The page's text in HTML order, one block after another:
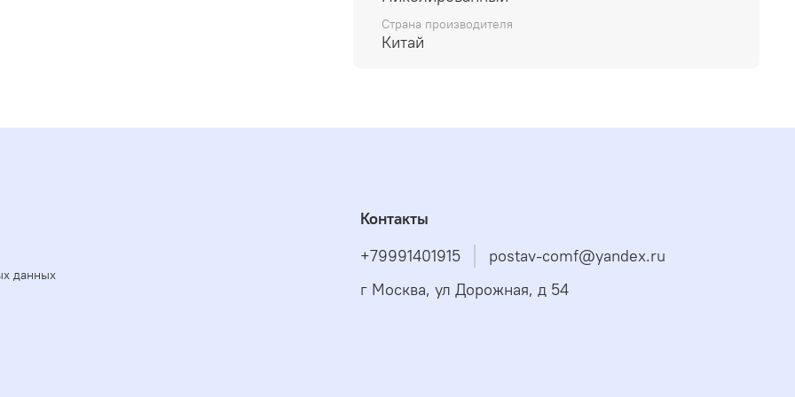
Страна производителя
Китай
данных
Контакты
+79991401915
postav-comf@yandex.ru
г Москва, ул Дорожная, д 54